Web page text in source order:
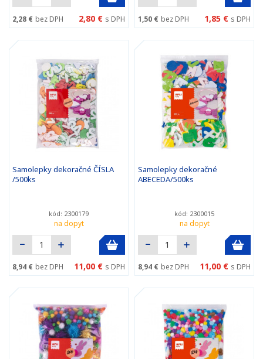
2,28 € bez DPH 2,80 € s DPH 1,50 € bez DPH 1,85 € s DPH
Samolepky dekoračné ČÍSLA
/500ks
kód: 2300179
na dopyt
8,94 € bez DPH 11,00 € s DPH
Samolepky dekoračné
ABECEDA/500ks
kód: 2300015
na dopyt
8,94 € bez DPH 11,00 € s DPH